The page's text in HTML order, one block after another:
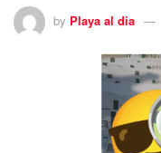
by Playa al dia